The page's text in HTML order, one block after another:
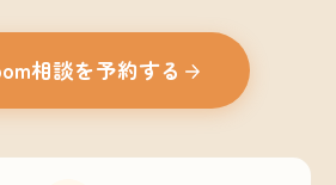
相談を予約する